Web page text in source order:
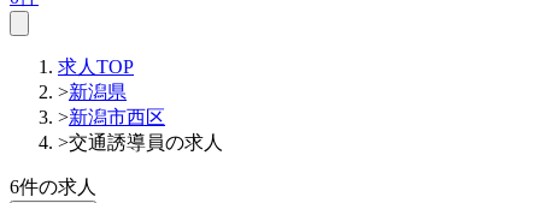
求人TOP
>新潟県
>新潟市西区
>交通誘導員の求人
6件の求人